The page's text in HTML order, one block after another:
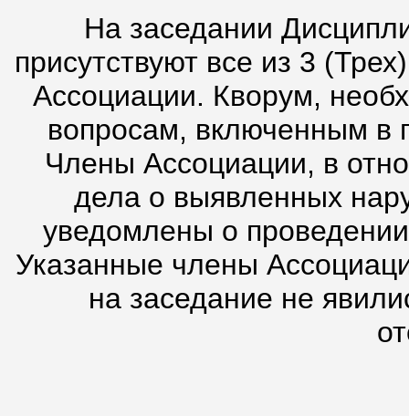
На заседании
присутствуют все из 3
Ассоциации. Кворум,
вопросам, включенным в
Члены Ассоциации, в
дела о выявленных
уведомлены о
Указанные члены
на заседание не